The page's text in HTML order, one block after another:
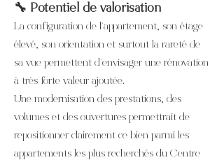
🔧 Potentiel de valorisation
La configuration de l’appartement, son étage
élevé, son orientation et surtout la rareté de
sa vue permettent d’envisager une rénovation
à très forte valeur ajoutée.
Une modernisation des prestations, des
volumes et des ouvertures permettrait de
repositionner clairement ce bien parmi les
appartements les plus recherchés du Centre